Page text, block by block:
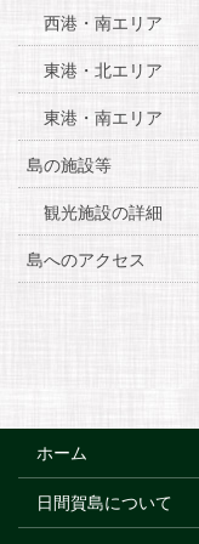
西港・南エリア
東港・北エリア
東港・南エリア
島の施設等
観光施設の詳細
島へのアクセス
ホーム
日間賀島について